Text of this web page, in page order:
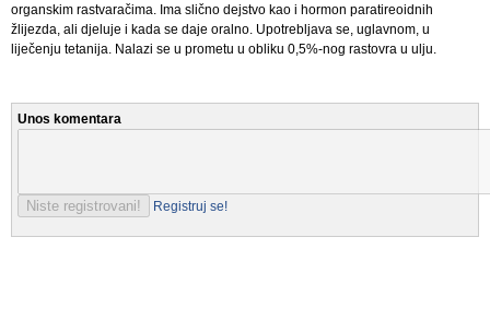
organskim rastvaračima. Ima slično dejstvo kao i hormon paratireoidnih
žlijezda, ali djeluje i kada se daje oralno. Upotrebljava se, uglavnom, u
liječenju tetanija. Nalazi se u prometu u obliku 0,5%-nog rastovra u ulju.
Unos komentara
Registruj se!